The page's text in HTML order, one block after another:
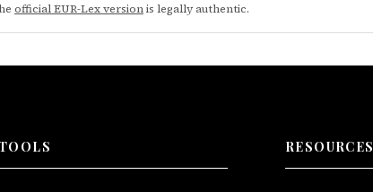
official EUR-Lex versionis legally authentic.
TOOLS RESOURCES